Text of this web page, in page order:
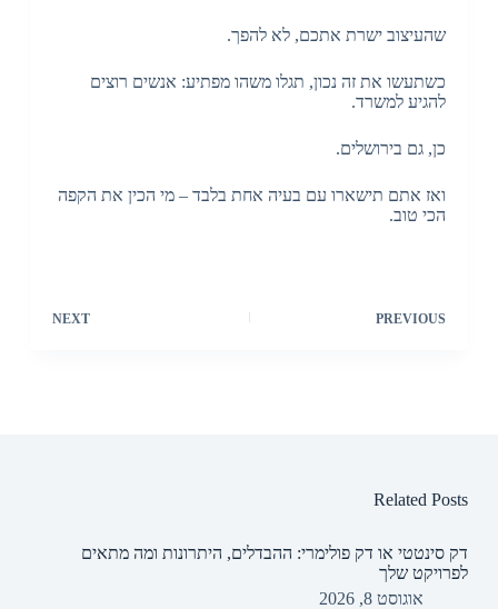
שהעיצוב ישרת אתכם, לא להפך.
כשתעשו את זה נכון, תגלו משהו מפתיע: אנשים רוצים
להגיע למשרד.
כן, גם בירושלים.
ואז אתם תישארו עם בעיה אחת בלבד – מי הכין את הקפה
הכי טוב.
PREVIOUS
NEXT
Related Posts
דק סינטטי או דק פולימרי: ההבדלים, היתרונות ומה מתאים
לפרויקט שלך
אוגוסט 8, 2026